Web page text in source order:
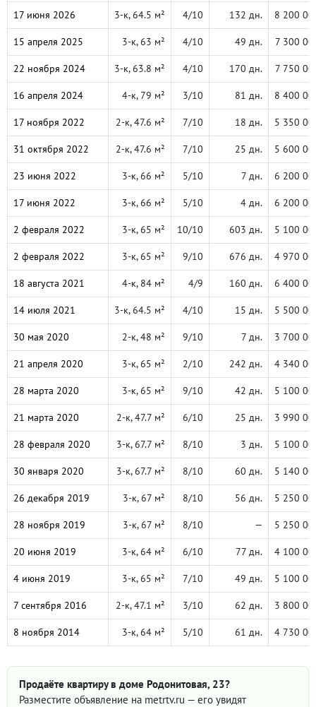
17 июня 2026 3-к, 64.5 м² 4/10 132 дн. 8 200
15 апреля 2025 3-к, 63 м² 4/10 49 дн. 7 300
22 ноября 2024 3-к, 63.8 м² 4/10 170 дн. 7 750
16 апреля 2024 4-к, 79 м² 3/10 81 дн. 8 400
17 ноября 2022 2-к, 47.6 м² 7/10 18 дн. 5 350
31 октября 2022 2-к, 47.6 м² 7/10 25 дн. 5 600
23 июня 2022 3-к, 66 м² 5/10 7 дн. 6 200
17 июня 2022 3-к, 66 м² 5/10 4 дн. 6 200
2 февраля 2022 3-к, 65 м² 10/10 603 дн. 5 100
2 февраля 2022 3-к, 65 м² 9/10 676 дн. 4 970
18 августа 2021 4-к, 84 м² 4/9 160 дн. 6 400
14 июля 2021 3-к, 64.5 м² 4/10 15 дн. 5 500
30 мая 2020 2-к, 48 м² 9/10 7 дн. 3 700
21 апреля 2020 3-к, 65 м² 2/10 242 дн. 4 340
28 марта 2020 3-к, 65 м² 9/10 42 дн. 5 100
21 марта 2020 2-к, 47.7 м² 6/10 25 дн. 3 990
28 февраля 2020 3-к, 67.7 м² 8/10 3 дн. 5 100
30 января 2020 3-к, 67.7 м² 8/10 60 дн. 5 140
26 декабря 2019 3-к, 67 м² 8/10 56 дн. 5 250
28 ноября 2019 3-к, 67 м² 8/10 — 5 250
20 июня 2019 3-к, 64 м² 6/10 77 дн. 4 100
4 июня 2019 3-к, 65 м² 7/10 49 дн. 5 100
7 сентября 2016 2-к, 47.1 м² 3/10 62 дн. 3 800
8 ноября 2014 3-к, 64 м² 5/10 61 дн. 4 730
Продаёте квартиру в доме Родонитовая, 23?
Разместите объявление на metrtv.ru — его увидят